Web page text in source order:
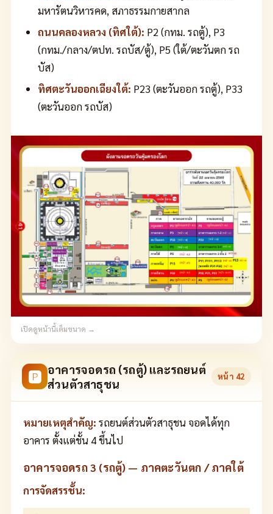
มหารัตนวิหารคด, สภาธรรมกายสากล
ถนนคลองหลวง (ทิศใต้): P2 (กทม. รถตู้), P3
(กทม./กลาง/ตปท. รถบัส/ตู้), P5 (ใต้/ตะวันตก รถ
บัส)
ทิศตะวันออกเฉียงใต้: P23 (ตะวันออก รถตู้), P33
(ตะวันออก รถบัส)
เปิดดูหน้านี้เต็มขนาด →
🅿 อาคารจอดรถ (รถตู้) และรถยนต์
ส่วนตัวสาธุชน
หน้า 42
หมายเหตุสำคัญ: รถยนต์ส่วนตัวสาธุชน จอดได้ทุก
อาคาร ตั้งแต่ชั้น 4 ขึ้นไป
อาคารจอดรถ 3 (รถตู้) — ภาคตะวันตก / ภาคใต้
การจัดสรรชั้น: